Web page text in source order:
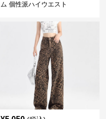
ム 個性派ハイウエスト